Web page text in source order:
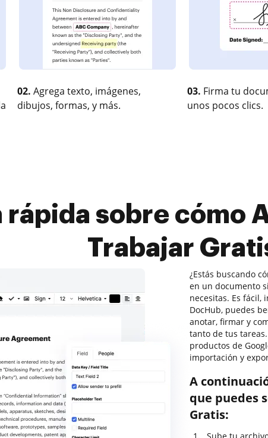
02. Agrega texto, imágenes,
dibujos, formas, y más.
03. Firma tu
unos pocos clics.
rápida sobre cómo
Trabajar
¿Estás buscando
en un documento
necesitas. Es
DocHub, puedes
anotar, firmar y
tanto de tus
productos de
importación y
A
que puedes
Gratis: